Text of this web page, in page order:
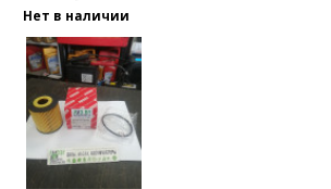
Нет в наличии